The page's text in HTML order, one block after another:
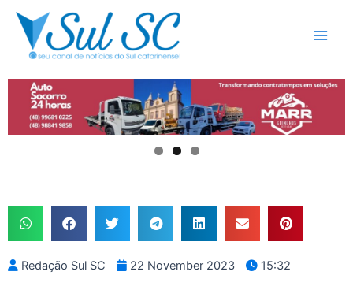
Skip
content
Redação Sul SC 22 November 2023 15:32